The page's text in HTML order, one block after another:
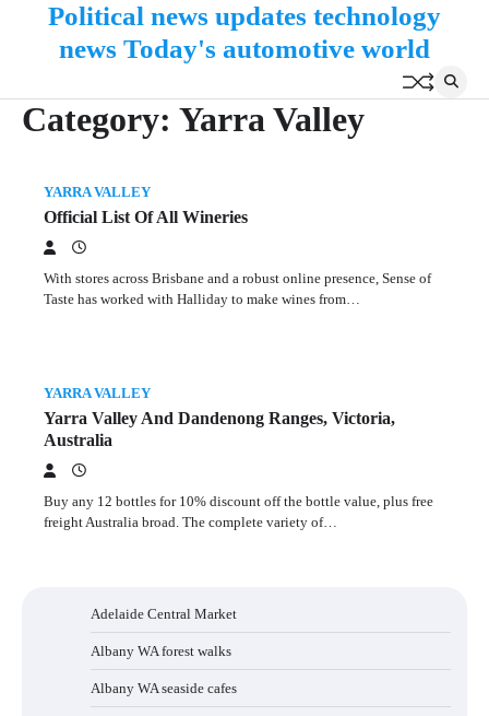
Political news updates technology
news Today's automotive world
Category: Yarra Valley
YARRA VALLEY
Official List Of All Wineries
With stores across Brisbane and a robust online presence, Sense of
Taste has worked with Halliday to make wines from…
YARRA VALLEY
Yarra Valley And Dandenong Ranges, Victoria,
Australia
Buy any 12 bottles for 10% discount off the bottle value, plus free
freight Australia broad. The complete variety of…
Adelaide Central Market
Albany WA forest walks
Albany WA seaside cafes